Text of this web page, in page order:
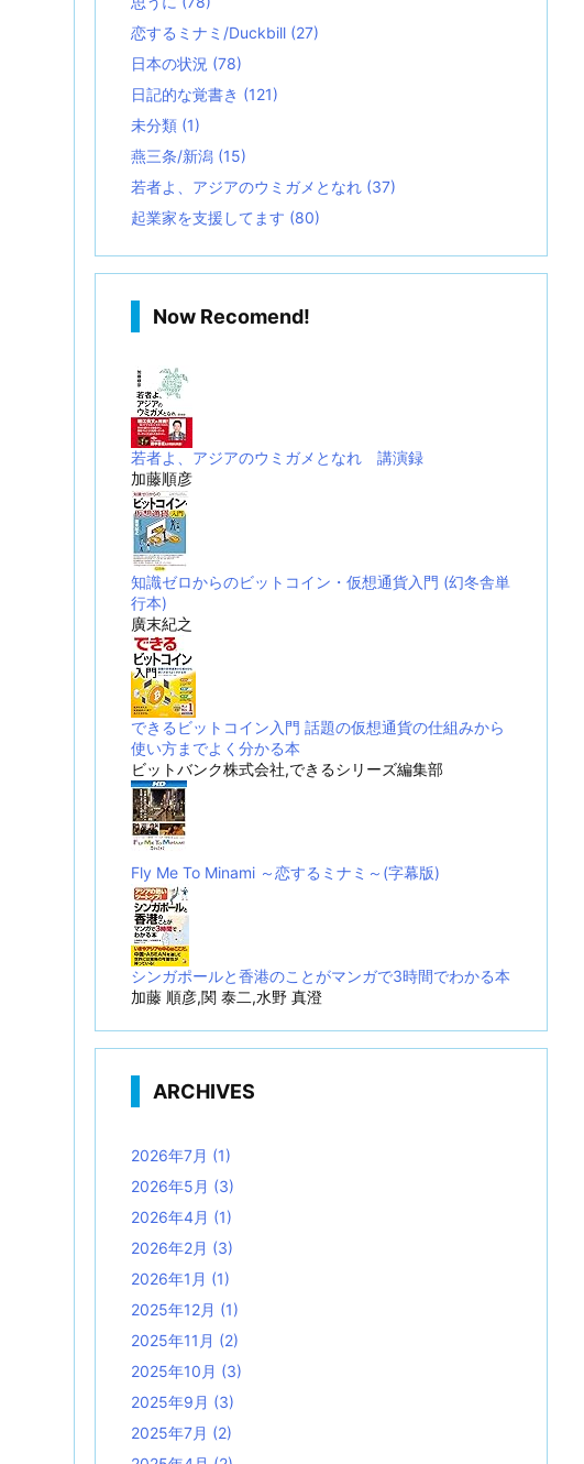
恋するミナミ/Duckbill (27)
日本の状況 (78)
日記的な覚書き (121)
未分類 (1)
燕三条/新潟 (15)
若者よ、アジアのウミガメとなれ (37)
起業家を支援してます (80)
Now Recomend!
若者よ、アジアのウミガメとなれ 講演録
加藤順彦
知識ゼロからのビットコイン・仮想通貨入門 (幻冬舎単
行本)
廣末紀之
できるビットコイン入門 話題の仮想通貨の仕組みから
使い方までよく分かる本
ビットバンク株式会社,できるシリーズ編集部
Fly Me To Minami ～恋するミナミ～(字幕版)
シンガポールと香港のことがマンガで3時間でわかる本
加藤 順彦,関 泰二,水野 真澄
ARCHIVES
2026年7月 (1)
2026年5月 (3)
2026年4月 (1)
2026年2月 (3)
2026年1月 (1)
2025年12月 (1)
2025年11月 (2)
2025年10月 (3)
2025年9月 (3)
2025年7月 (2)